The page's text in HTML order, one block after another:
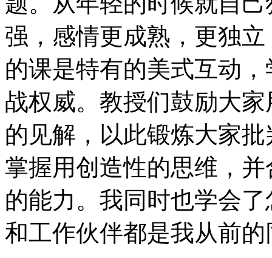
强，感情更成熟，更独
的课是特有的美式互动
战权威。教授们鼓励大
的见解，以此锻炼大家
掌握用创造性的思维，
的能力。我同时也学会
和工作伙伴都是我从前的